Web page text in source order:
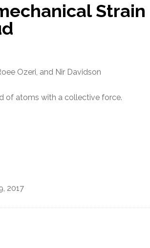
Strain
Ozeri, and Nir Davidson
of atoms with a collective force.
2017